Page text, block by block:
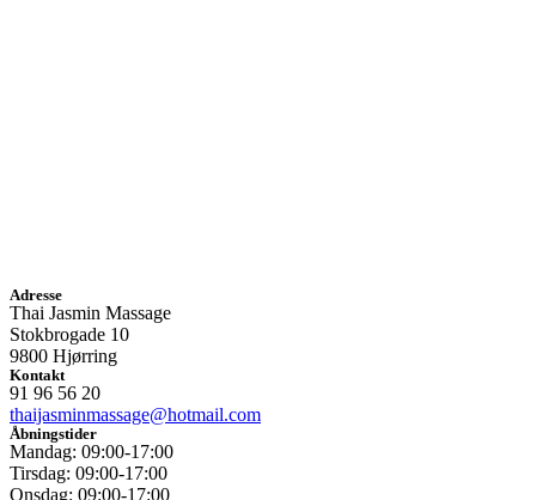
Adresse
Thai Jasmin Massage
Stokbrogade 10
9800 Hjørring
Kontakt
91 96 56 20
thaijasminmassage@hotmail.com
Åbningstider
Mandag: 09:00-17:00
Tirsdag: 09:00-17:00
Onsdag: 09:00-17:00